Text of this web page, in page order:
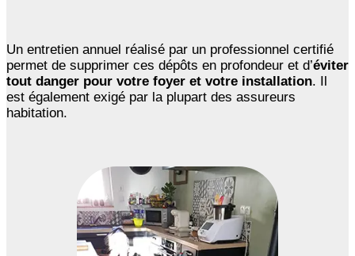
Un entretien annuel réalisé par un professionnel certifié
permet de supprimer ces dépôts en profondeur et d’éviter
tout danger pour votre foyer et votre installation. Il
est également exigé par la plupart des assureurs
habitation.